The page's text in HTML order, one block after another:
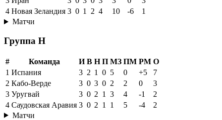
4 Новая Зеландия 3 0 1 2 4 10 -6
1
Матчи
Группа H
# Команда И В Н П МЗ ПМ РМ О
1 Испания 3 2 1 0 5 0 +5
7
2 Кабо-Верде 3 0 3 0 2 2 0
3
3 Уругвай 3 0 2 1 3 4 -1
2
4 Саудовская Аравия 3 0 2 1 1 5 -4
2
Матчи